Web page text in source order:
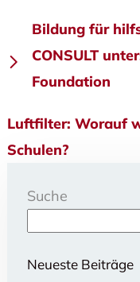
Bildung für
CONSULT
Foundation
Luftfilter: Worauf
Schulen?
Suche
Neueste Beiträge